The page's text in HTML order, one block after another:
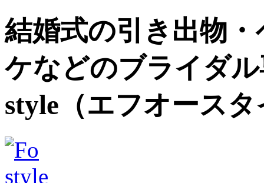
結婚式の引き出物
ケなどのブライダ
style（エフオース